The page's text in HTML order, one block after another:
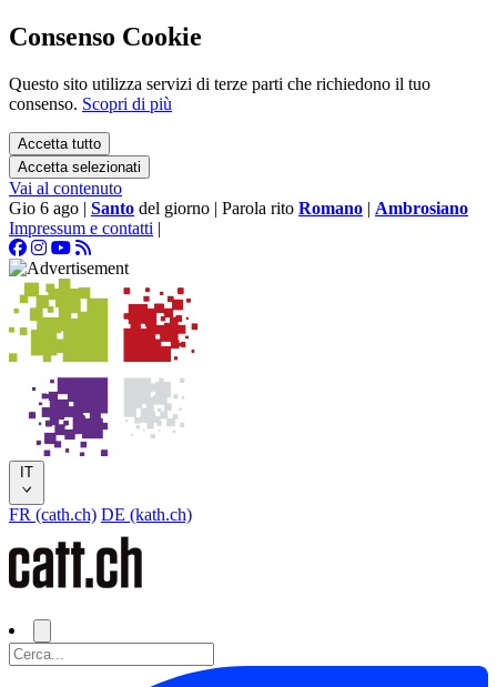
Consenso Cookie
Questo sito utilizza servizi di terze parti che richiedono il tuo
consenso. Scopri di più
Accetta tutto
Accetta selezionati
Vai al contenuto
Gio 6 ago | Santo del giorno | Parola rito Romano | Ambrosiano
Impressum e contatti |
IT
FR (cath.ch) DE (kath.ch)